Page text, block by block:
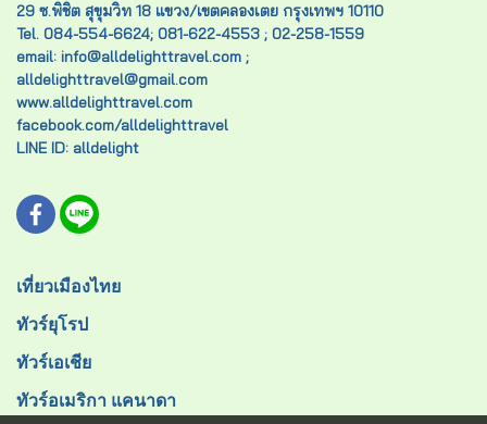
29 ซ.พิชิต สุขุมวิท 18 แขวง/เขตคลองเตย กรุงเทพฯ 10110
Tel. 084-554-6624; 081-622-4553 ; 02-258-1559
email: info@alldelighttravel.com ;
alldelighttravel@gmail.com
www.alldelighttravel.com
facebook.com/alldelighttravel
LINE ID: alldelight
เที่ยวเมืองไทย
ทัวร์ยุโรป
ทัวร์เอเชีย
ทัวร์อเมริกา แคนาดา